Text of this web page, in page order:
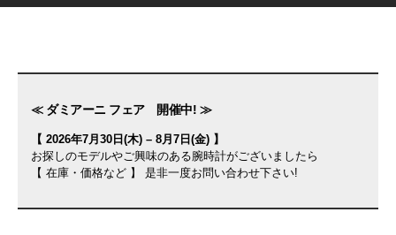
≪ ダミアーニ フェア 開催中! ≫
【 2026年7月30日(木) – 8月7日(金) 】
お探しのモデルやご興味のある腕時計がございましたら
【 在庫・価格など 】 是非一度お問い合わせ下さい!